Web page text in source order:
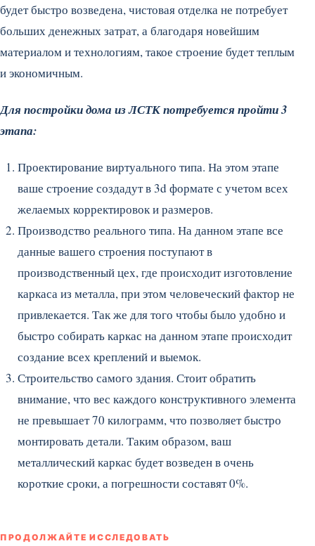
будет быстро возведена, чистовая отделка не потребует
больших денежных затрат, а благодаря новейшим
материалом и технологиям, такое строение будет теплым
и экономичным.
Для постройки дома из ЛСТК потребуется пройти 3
этапа:
Проектирование виртуального типа. На этом этапе
ваше строение создадут в 3d формате с учетом всех
желаемых корректировок и размеров.
Производство реального типа. На данном этапе все
данные вашего строения поступают в
производственный цех, где происходит изготовление
каркаса из металла, при этом человеческий фактор не
привлекается. Так же для того чтобы было удобно и
быстро собирать каркас на данном этапе происходит
создание всех креплений и выемок.
Строительство самого здания. Стоит обратить
внимание, что вес каждого конструктивного элемента
не превышает 70 килограмм, что позволяет быстро
монтировать детали. Таким образом, ваш
металлический каркас будет возведен в очень
короткие сроки, а погрешности составят 0%.
ПРОДОЛЖАЙТЕ ИССЛЕДОВАТЬ